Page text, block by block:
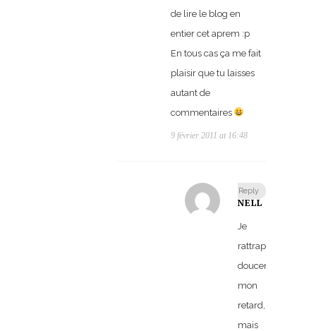
de lire le blog en
entier cet aprem :p
En tous cas ça me fait
plaisir que tu laisses
autant de
commentaires
9 février 2011 at 16:48
Reply
NELL
Je
rattrape
doucement
mon
retard,
mais